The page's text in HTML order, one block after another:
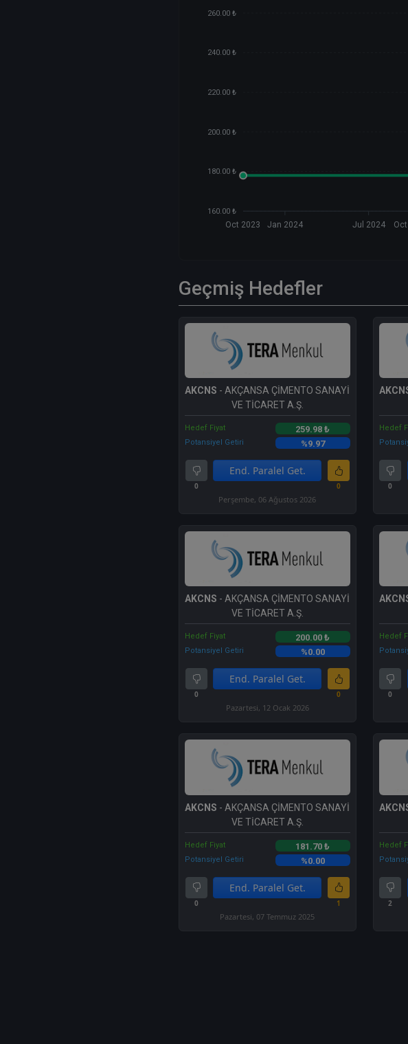
260.00 ₺
240.00 ₺
220.00 ₺
200.00 ₺
180.00 ₺
160.00 ₺
Oct 2023 Jan 2024 Jul 2024
Geçmiş Hedefler
AKCNS - AKÇANSA ÇİMENTO SANAYİ
VE TİCARET A.Ş.
Hedef Fiyat 259.98 ₺
Potansiyel Getiri %9.97
0
End. Paralel Get.
0
Perşembe, 06 Ağustos 2026
Hedef
0
AKCNS - AKÇANSA ÇİMENTO SANAYİ
VE TİCARET A.Ş.
Hedef Fiyat 200.00 ₺
Potansiyel Getiri %0.00
0
End. Paralel Get.
0
Pazartesi, 12 Ocak 2026
Hedef
0
AKCNS - AKÇANSA ÇİMENTO SANAYİ
VE TİCARET A.Ş.
Hedef Fiyat 181.70 ₺
Potansiyel Getiri %0.00
0
End. Paralel Get.
1
Pazartesi, 07 Temmuz 2025
Hedef
2